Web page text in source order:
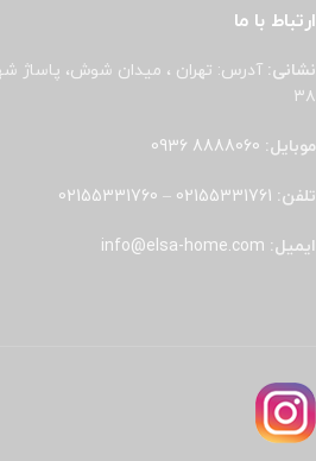
ارتباط با ما
نشانی: آدرس: تهران ، میدان شوش، پاساژ
۳۸
موبایل: 8888060 0936
تلفن: 02155331761
–
02155331760
ایمیل: info@elsa-home.com